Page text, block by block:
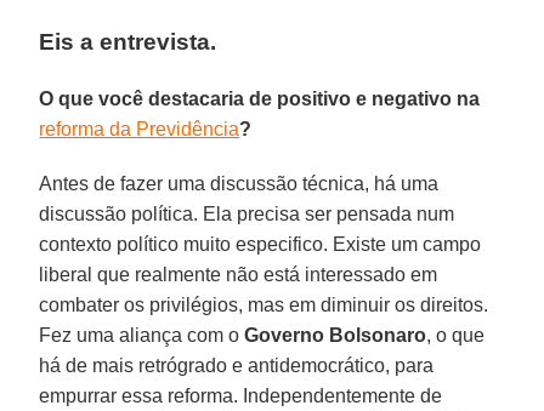
Eis a entrevista.
O que você destacaria de positivo e negativo na
reforma da Previdência?
Antes de fazer uma discussão técnica, há uma
discussão política. Ela precisa ser pensada num
contexto político muito especifico. Existe um campo
liberal que realmente não está interessado em
combater os privilégios, mas em diminuir os direitos.
Fez uma aliança com oGoverno Bolsonaro, o que
há de mais retrógrado e antidemocrático, para
empurrar essa reforma. Independentemente de